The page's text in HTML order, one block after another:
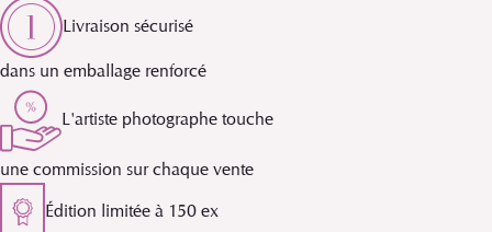
Livraison sécurisé
dans un emballage renforcé
L'artiste photographe touche
une commission sur chaque vente
Édition limitée à 150 ex